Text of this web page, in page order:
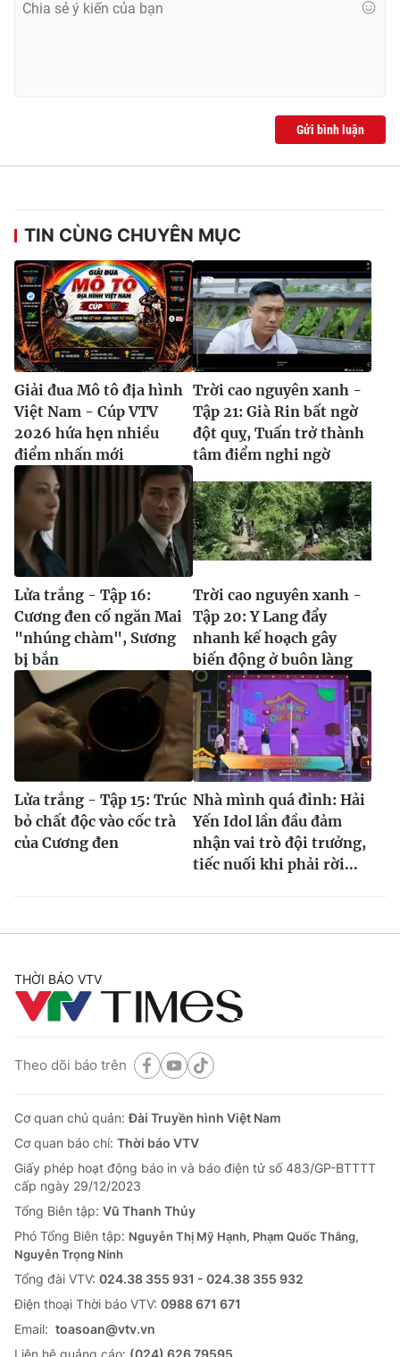
Gửi bình luận
TIN CÙNG CHUYÊN MỤC
Giải đua Mô tô địa hình
Việt Nam - Cúp VTV
2026 hứa hẹn nhiều
điểm nhấn mới
Trời cao nguyên xanh -
Tập 21: Già Rin bất ngờ
đột quỵ, Tuấn trở thành
tâm điểm nghi ngờ
Lửa trắng - Tập 16:
Cương đen cố ngăn Mai
"nhúng chàm", Sương
bị bắn
Trời cao nguyên xanh -
Tập 20: Y Lang đẩy
nhanh kế hoạch gây
biến động ở buôn làng
Lửa trắng - Tập 15: Trúc
bỏ chất độc vào cốc trà
của Cương đen
Nhà mình quá đỉnh: Hải
Yến Idol lần đầu đảm
nhận vai trò đội trưởng,
tiếc nuối khi phải rời...
THỜI BÁO VTV
Theo dõi báo trên
Cơ quan chủ quản:Đài Truyền hình Việt Nam
Cơ quan báo chí: Thời báo VTV
Giấy phép hoạt động báo in và báo điện tử số 483/GP-BTTTT
cấp ngày 29/12/2023
Tổng Biên tập: Vũ Thanh Thủy
Phó Tổng Biên tập: Nguyễn Thị Mỹ Hạnh, Phạm Quốc Thắng,
Nguyễn Trọng Ninh
Tổng đài VTV: 024.38 355 931 - 024.38 355 932
Ðiện thoại Thời báo VTV: 0988 671 671
Email: toasoan@vtv.vn
Liên hệ quảng cáo: (024) 626 79595